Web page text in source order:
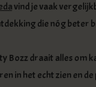
vind je vaak
die nóg beter
Bozz draait alles om
in het echt zien en